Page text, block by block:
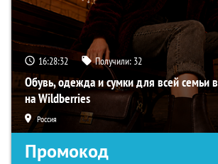
16:28:31 Получили: 32
Обувь, одежда и сумки для всей семьи
на Wildberries
Россия
Промокод